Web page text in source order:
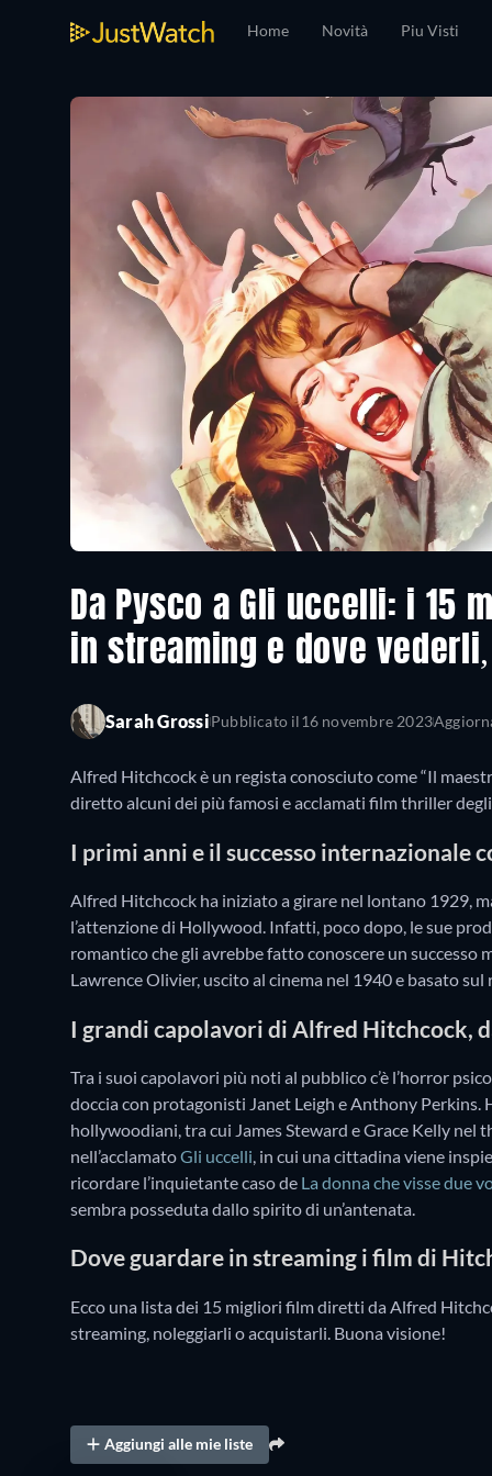
Home Novità Piu Visti
Da Pysco a Gli uccelli: i 15
in streaming e dove
Sarah GrossiPubblicato il16 novembre 2023
Alfred Hitchcock è un regista conosciuto come “Il
diretto alcuni dei più famosi e acclamati film thriller
I primi anni e il successo internazionale
Alfred Hitchcock ha iniziato a girare nel lontano 1929,
l’attenzione di Hollywood. Infatti, poco dopo, le sue
romantico che gli avrebbe fatto conoscere un successo
Lawrence Olivier, uscito al cinema nel 1940 e basato
I grandi capolavori di Alfred Hitchcock,
Tra i suoi capolavori più noti al pubblico c’è l’horror
doccia con protagonisti Janet Leigh e Anthony
hollywoodiani, tra cui James Steward e Grace Kelly
nell’acclamatoGli uccelli, in cui una cittadina viene
ricordare l’inquietante caso de La donna che visse due
sembra posseduta dallo spirito di un’antenata.
Dove guardare in streaming i film di
Ecco una lista dei 15 migliori film diretti da Alfred
streaming, noleggiarli o acquistarli. Buona visione!
Aggiungi alle mie liste